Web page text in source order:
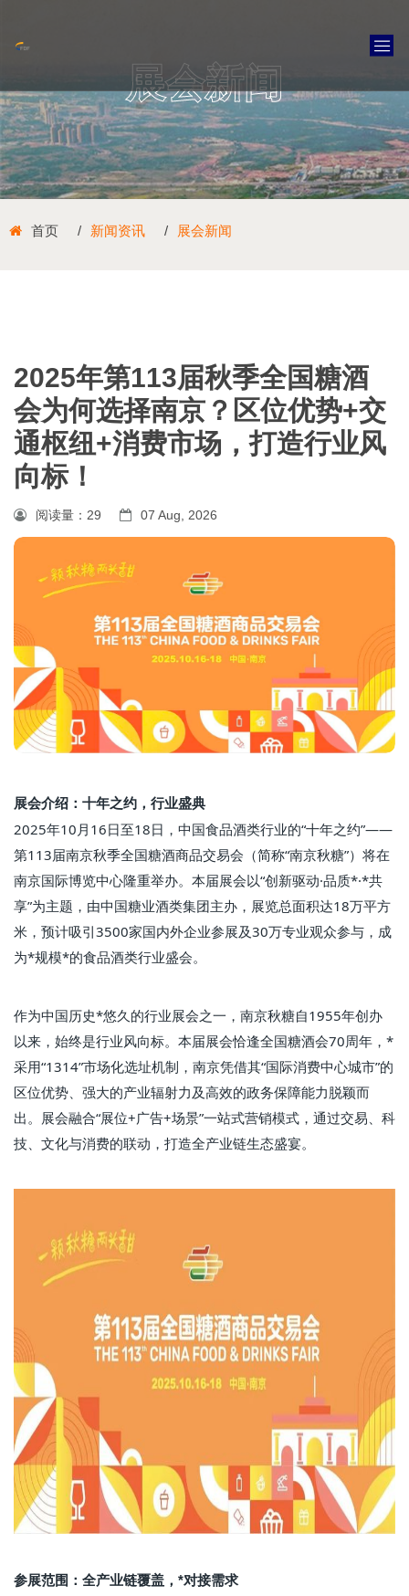
展会新闻
首页 新闻资讯 展会新闻
2025年第113届秋季全国糖酒
会为何选择南京？区位优势+交
通枢纽+消费市场，打造行业风
向标！
阅读量： 29 07 Aug, 2026
展会介绍：十年之约，行业盛典
2025年10月16日至18日，中国食品酒类行业的“十年之约”——
第113届南京秋季全国糖酒商品交易会（简称“南京秋糖”）将在
南京国际博览中心隆重举办。本届展会以“创新驱动·品质*·*共
享”为主题，由中国糖业酒类集团主办，展览总面积达18万平方
米，预计吸引3500家国内外企业参展及30万专业观众参与，成
为*规模*的食品酒类行业盛会。
作为中国历史*悠久的行业展会之一，南京秋糖自1955年创办
以来，始终是行业风向标。本届展会恰逢全国糖酒会70周年，*
采用“1314”市场化选址机制，南京凭借其“国际消费中心城市”的
区位优势、强大的产业辐射力及高效的政务保障能力脱颖而
出。展会融合“展位+广告+场景”一站式营销模式，通过交易、科
技、文化与消费的联动，打造全产业链生态盛宴。
参展范围：全产业链覆盖，*对接需求